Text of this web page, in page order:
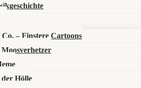
– Finstere Cartoons
der Hölle
in content